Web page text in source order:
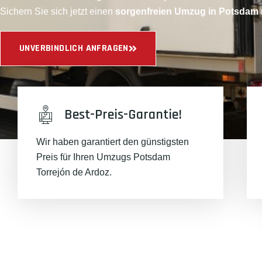
Sichern Sie sich jetzt einen sorgenfreien Umzug in Potsdam
UNVERBINDLICH ANFRAGEN
Best-Preis-Garantie!
Wir haben garantiert den günstigsten
Preis für Ihren Umzugs Potsdam
Torrejón de Ardoz.